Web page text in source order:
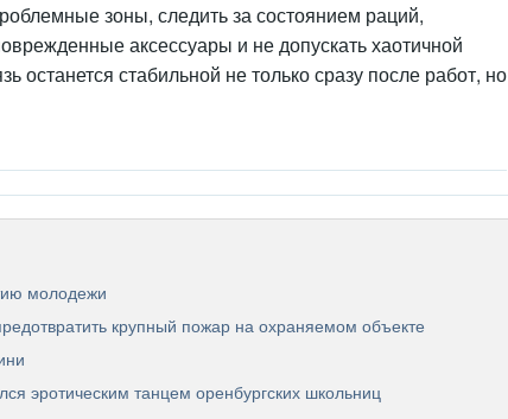
зоны, следить за состоянием раций,
аксессуары и не допускать хаотичной
останется стабильной не только сразу после работ, но
молодежи
крупный пожар на охраняемом объекте
эротическим танцем оренбургских школьниц